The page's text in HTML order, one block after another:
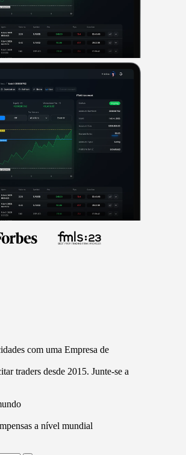
com uma Empresa de
traders desde 2015. Junte-se a
a nível mundial